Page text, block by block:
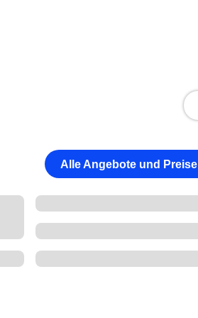
Alle Angebote und Preise